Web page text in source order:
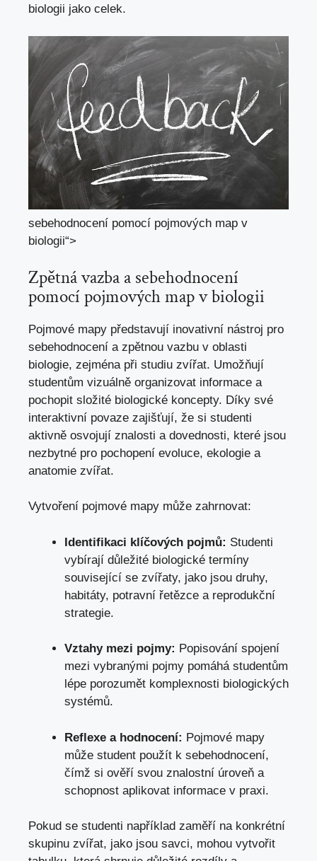
biologii jako celek.
sebehodnocení pomocí pojmových map v
biologii“>
Zpětná vazba a sebehodnocení
pomocí pojmových map v biologii
Pojmové mapy představují inovativní nástroj pro
sebehodnocení a zpětnou vazbu v oblasti
biologie, zejména při studiu zvířat. Umožňují
studentům vizuálně organizovat informace a
pochopit složité biologické koncepty. Díky své
interaktivní povaze zajišťují, že si studenti
aktivně osvojují znalosti a dovednosti, které jsou
nezbytné pro pochopení evoluce, ekologie a
anatomie zvířat.
Vytvoření pojmové mapy může zahrnovat:
Identifikaci klíčových pojmů: Studenti
vybírají důležité biologické termíny
související se zvířaty, jako jsou druhy,
habitáty, potravní řetězce a reprodukční
strategie.
Vztahy mezi pojmy: Popisování spojení
mezi vybranými pojmy pomáhá studentům
lépe porozumět komplexnosti biologických
systémů.
Reflexe a hodnocení: Pojmové mapy
může student použít k sebehodnocení,
čímž si ověří svou znalostní úroveň a
schopnost aplikovat informace v praxi.
Pokud se studenti například zaměří na konkrétní
skupinu zvířat, jako jsou savci, mohou vytvořit